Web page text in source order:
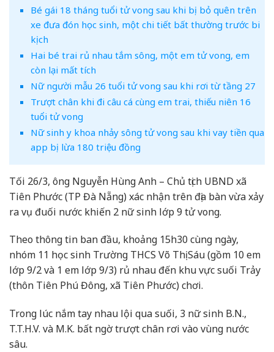
Bé gái 18 tháng tuổi tử vong sau khi bị bỏ quên trên
xe đưa đón học sinh, một chi tiết bất thường trước bi
kịch
Hai bé trai rủ nhau tắm sông, một em tử vong, em
còn lại mất tích
Nữ người mẫu 26 tuổi tử vong sau khi rơi từ tầng 27
Trượt chân khi đi câu cá cùng em trai, thiếu niên 16
tuổi tử vong
Nữ sinh y khoa nhảy sông tử vong sau khi vay tiền qua
app bị lừa 180 triệu đồng
Tối 26/3, ông Nguyễn Hùng Anh – Chủ tịch UBND xã
Tiên Phước (TP Đà Nẵng) xác nhận trên địa bàn vừa xảy
ra vụ đuối nước khiến 2 nữ sinh lớp 9 tử vong.
Theo thông tin ban đầu, khoảng 15h30 cùng ngày,
nhóm 11 học sinh Trường THCS Võ Thị Sáu (gồm 10 em
lớp 9/2 và 1 em lớp 9/3) rủ nhau đến khu vực suối Trảy
(thôn Tiên Phú Đông, xã Tiên Phước) chơi.
Trong lúc nắm tay nhau lội qua suối, 3 nữ sinh B.N.,
T.T.H.V. và M.K. bất ngờ trượt chân rơi vào vùng nước
sâu.